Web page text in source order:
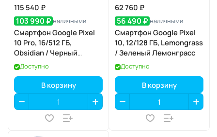
115 540 ₽
103 990 ₽ наличными
Смартфон Google Pixel
10 Pro, 16/512 ГБ,
Obsidian / Черный
Обсидиан
Доступно
В корзину
62 760 ₽
56 490 ₽ наличными
Смартфон Google Pixel
10, 12/128 ГБ, Lemongrass
/ Зеленый Лемонграсс
Доступно
В корзину